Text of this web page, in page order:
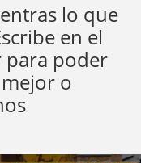
lo que
en el
para poder
o